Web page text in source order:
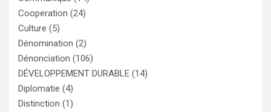
Cooperation (24)
Culture (5)
Dénomination (2)
Dénonciation (106)
DÉVELOPPEMENT DURABLE (14)
Diplomatie (4)
Distinction (1)